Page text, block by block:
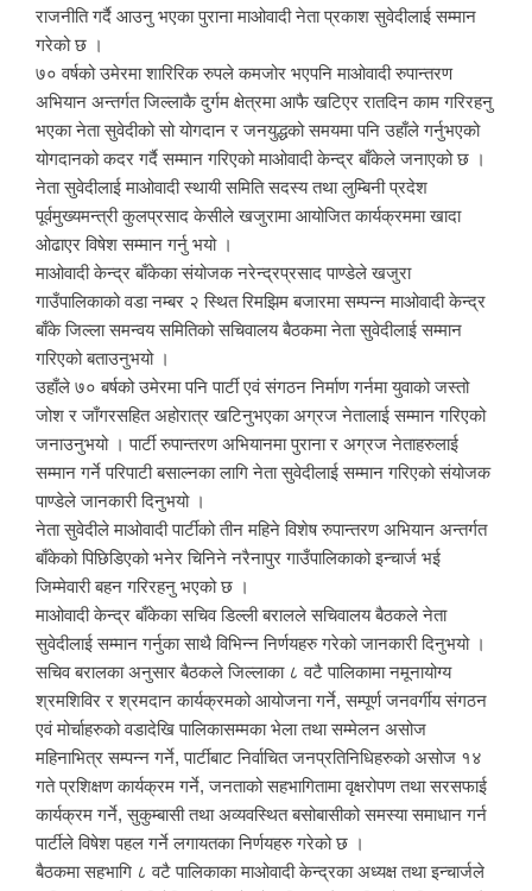
राजनीति गर्दै आउनु भएका पुराना माओवादी नेता प्रकाश सुवेदीलाई सम्मान
गरेको छ ।
७० वर्षको उमेरमा शारिरिक रुपले कमजोर भएपनि माओवादी रुपान्तरण
अभियान अन्तर्गत जिल्लाकै दुर्गम क्षेत्रमा आफै खटिएर रातदिन काम गरिरहनु
भएका नेता सुवेदीको सो योगदान र जनयुद्धको समयमा पनि उहाँले गर्नुभएको
योगदानको कदर गर्दै सम्मान गरिएको माओवादी केन्द्र बाँकेले जनाएको छ ।
नेता सुवेदीलाई माओवादी स्थायी समिति सदस्य तथा लुम्बिनी प्रदेश
पूर्वमुख्यमन्त्री कुलप्रसाद केसीले खजुरामा आयोजित कार्यक्रममा खादा
ओढाएर विषेश सम्मान गर्नु भयो ।
माओवादी केन्द्र बाँकेका संयोजक नरेन्द्रप्रसाद पाण्डेले खजुरा
गाउँपालिकाको वडा नम्बर २ स्थित रिमझिम बजारमा सम्पन्न माओवादी केन्द्र
बाँके जिल्ला समन्वय समितिको सचिवालय बैठकमा नेता सुवेदीलाई सम्मान
गरिएको बताउनुभयो ।
उहाँले ७० बर्षको उमेरमा पनि पार्टी एवं संगठन निर्माण गर्नमा युवाको जस्तो
जोश र जाँगरसहित अहोरात्र खटिनुभएका अग्रज नेतालाई सम्मान गरिएको
जनाउनुभयो । पार्टी रुपान्तरण अभियानमा पुराना र अग्रज नेताहरुलाई
सम्मान गर्ने परिपाटी बसाल्नका लागि नेता सुवेदीलाई सम्मान गरिएको संयोजक
पाण्डेले जानकारी दिनुभयो ।
नेता सुवेदीले माओवादी पार्टीको तीन महिने विशेष रुपान्तरण अभियान अन्तर्गत
बाँकेको पिछिडिएको भनेर चिनिने नरैनापुर गाउँपालिकाको इन्चार्ज भई
जिम्मेवारी बहन गरिरहनु भएको छ ।
माओवादी केन्द्र बाँकेका सचिव डिल्ली बरालले सचिवालय बैठकले नेता
सुवेदीलाई सम्मान गर्नुका साथै विभिन्न निर्णयहरु गरेको जानकारी दिनुभयो ।
सचिव बरालका अनुसार बैठकले जिल्लाका ८ वटै पालिकामा नमूनायोग्य
श्रमशिविर र श्रमदान कार्यक्रमको आयोजना गर्ने, सम्पूर्ण जनवर्गीय संगठन
एवं मोर्चाहरुको वडादेखि पालिकासम्मका भेला तथा सम्मेलन असोज
महिनाभित्र सम्पन्न गर्ने, पार्टीबाट निर्वाचित जनप्रतिनिधिहरुको असोज १४
गते प्रशिक्षण कार्यक्रम गर्ने, जनताको सहभागितामा वृक्षरोपण तथा सरसफाई
कार्यक्रम गर्ने, सुकुम्बासी तथा अव्यवस्थित बसोबासीको समस्या समाधान गर्न
पार्टीले विषेश पहल गर्ने लगायतका निर्णयहरु गरेको छ ।
बैठकमा सहभागि ८ वटै पालिकाका माओवादी केन्द्रका अध्यक्ष तथा इन्चार्जले